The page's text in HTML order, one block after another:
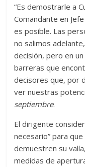
“Es demostrarle a
Comandante en
es posible. Las
no salimos
decisión, pero en
barreras que
decisores que, por
ver nuestras
septiembre.
El dirigente
necesario” para
demuestren su
medidas de